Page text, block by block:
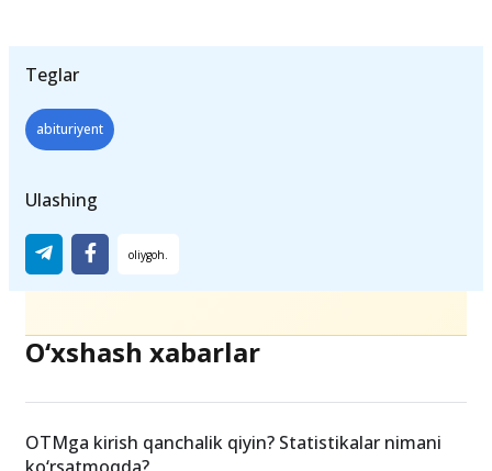
Teglar
abituriyent
Ulashing
O‘xshash xabarlar